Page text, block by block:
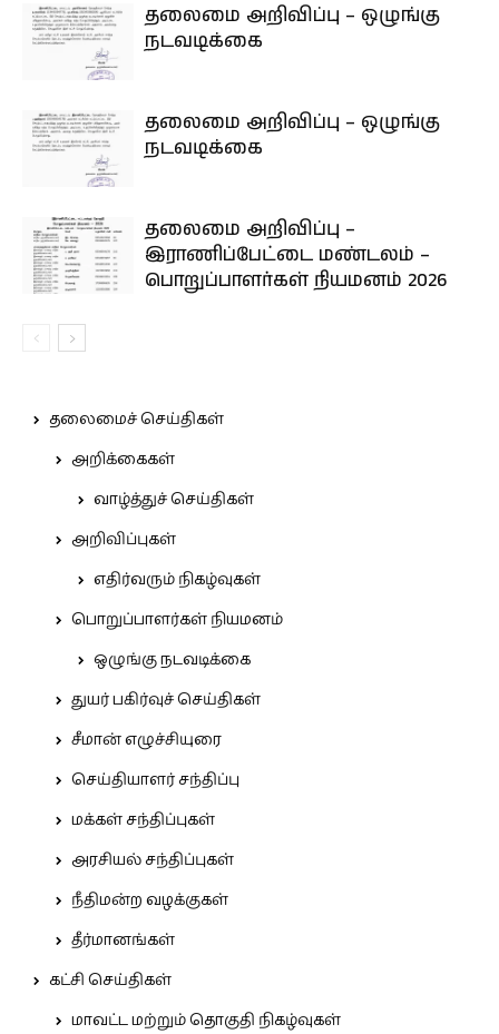
தலைமை அறிவிப்பு – ஒழுங்கு
நடவடிக்கை
தலைமை அறிவிப்பு – ஒழுங்கு
நடவடிக்கை
தலைமை அறிவிப்பு –
இராணிப்பேட்டை மண்டலம் –
பொறுப்பாளர்கள் நியமனம் 2026
தலைமைச் செய்திகள்
அறிக்கைகள்
வாழ்த்துச் செய்திகள்
அறிவிப்புகள்
எதிர்வரும் நிகழ்வுகள்
பொறுப்பாளர்கள் நியமனம்
ஒழுங்கு நடவடிக்கை
துயர் பகிர்வுச் செய்திகள்
சீமான் எழுச்சியுரை
செய்தியாளர் சந்திப்பு
மக்கள் சந்திப்புகள்
அரசியல் சந்திப்புகள்
நீதிமன்ற வழக்குகள்
தீர்மானங்கள்
கட்சி செய்திகள்
மாவட்ட மற்றும் தொகுதி நிகழ்வுகள்